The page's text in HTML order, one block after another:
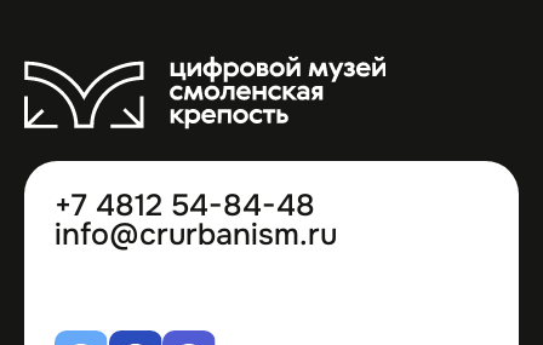
© 2025 НКО «ЦРУ»
Разработка сайта Валерий Ба́ран